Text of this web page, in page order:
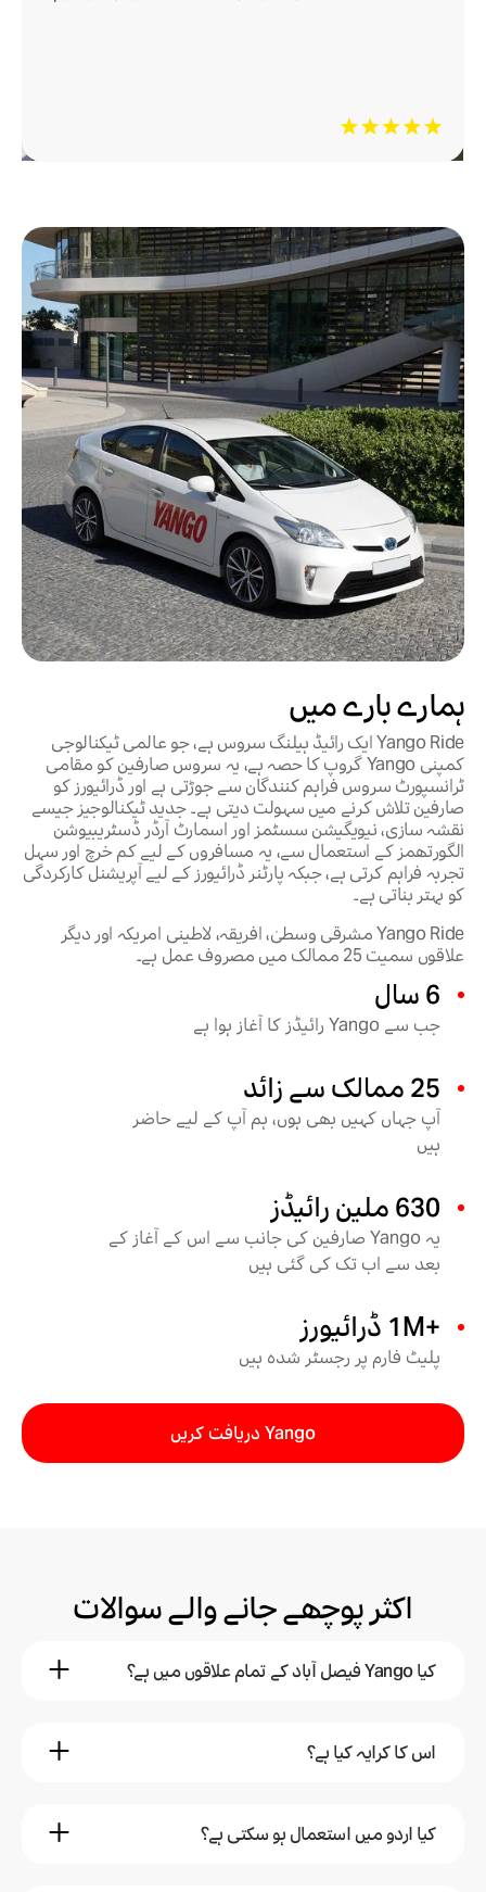
ہمارے بارے میں
Yango Ride ایک رائیڈ ہیلنگ سروس ہے، جو عالمی ٹیکنالوجی
کمپنی Yango گروپ کا حصہ ہے، یہ سروس صارفین کو مقامی
ٹرانسپورٹ سروس فراہم کنندگان سے جوڑتی ہے اور ڈرائیورز کو
صارفین تلاش کرنے میں سہولت دیتی ہے۔ جدید ٹیکنالوجیز جیسے
نقشہ سازی، نیویگیشن سسٹمز اور اسمارٹ آرڈر ڈسٹریبیوشن
الگورتھمز کے استعمال سے، یہ مسافروں کے لیے کم خرچ اور سہل
تجربہ فراہم کرتی ہے، جبکہ پارٹنر ڈرائیورز کے لیے آپریشنل کارکردگی
کو بہتر بناتی ہے۔
Yango Ride مشرقی وسطیٰ، افریقہ، لاطینی امریکہ اور دیگر
علاقوں سمیت 25 ممالک میں مصروف عمل ہے۔
6 سال
جب سے Yango رائیڈز کا آغاز ہوا ہے
25 ممالک سے زائد
آپ جہاں کہیں بھی ہوں، ہم آپ کے لیے حاضر
ہیں
630 ملین رائیڈز
یہ Yango صارفین کی جانب سے اس کے آغاز کے
بعد سے اب تک کی گئی ہیں
+1M ڈرائیورز
پلیٹ فارم پر رجسٹر شدہ ہیں
Yango دریافت کریں
اکثر پوچھے جانے والے سوالات
کیا Yango فیصل آباد کے تمام علاقوں میں ہے؟
Yango
4 مہینہ پہلے
اس کا کرایہ کیا ہے؟
کیا اردو میں استعمال ہو سکتی ہے؟